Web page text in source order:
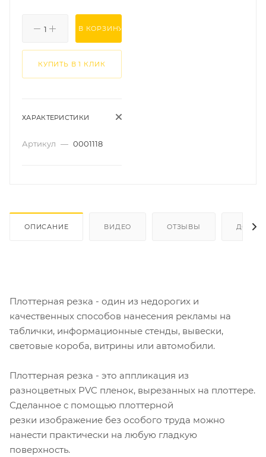
В КОРЗИНУ
КУПИТЬ В 1 КЛИК
ХАРАКТЕРИСТИКИ
Артикул — 0001118
ОПИСАНИЕ ВИДЕО ОТЗЫВЫ
Плоттерная резка - один из недорогих и
качественных способов нанесения рекламы на
таблички, информационные стенды, вывески,
световые короба, витрины или автомобили.
Плоттерная резка - это аппликация из
разноцветных PVC пленок, вырезанных на плоттере.
Сделанное с помощью плоттерной
резки изображение без особого труда можно
нанести практически на любую гладкую
поверхность.